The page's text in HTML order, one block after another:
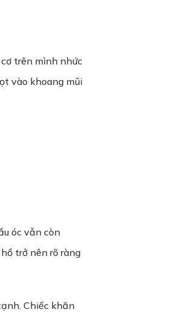
trên mình nhức
vào khoang mũi
óc vẫn còn
trở nên rõ ràng
Chiếc khăn